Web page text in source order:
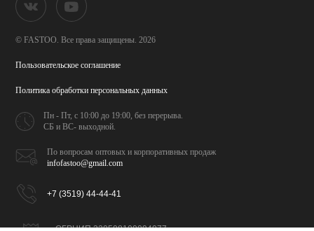
© FASTOO. Все права защищены. 2026
Пользовательское соглашение
Политика обработкиперсональных данных
Пн - Пт, с 10:00 до 19:00,без перерыва.
СБ и ВС- выходной.
По вопросам оптовых икорпоративных продаж
infofastoo@gmail.com
+7 (3519) 44-44-41
ОГРНИП 320508100094077